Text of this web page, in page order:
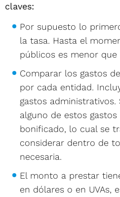
claves:
Por supuesto lo
la tasa. Hasta el
públicos es menor que
Comparar los gastos
por cada entidad.
gastos administrativos.
alguno de estos
bonificado, lo cual se
considerar dentro de
necesaria.
El monto a prestar
en dólares o en UVAs,